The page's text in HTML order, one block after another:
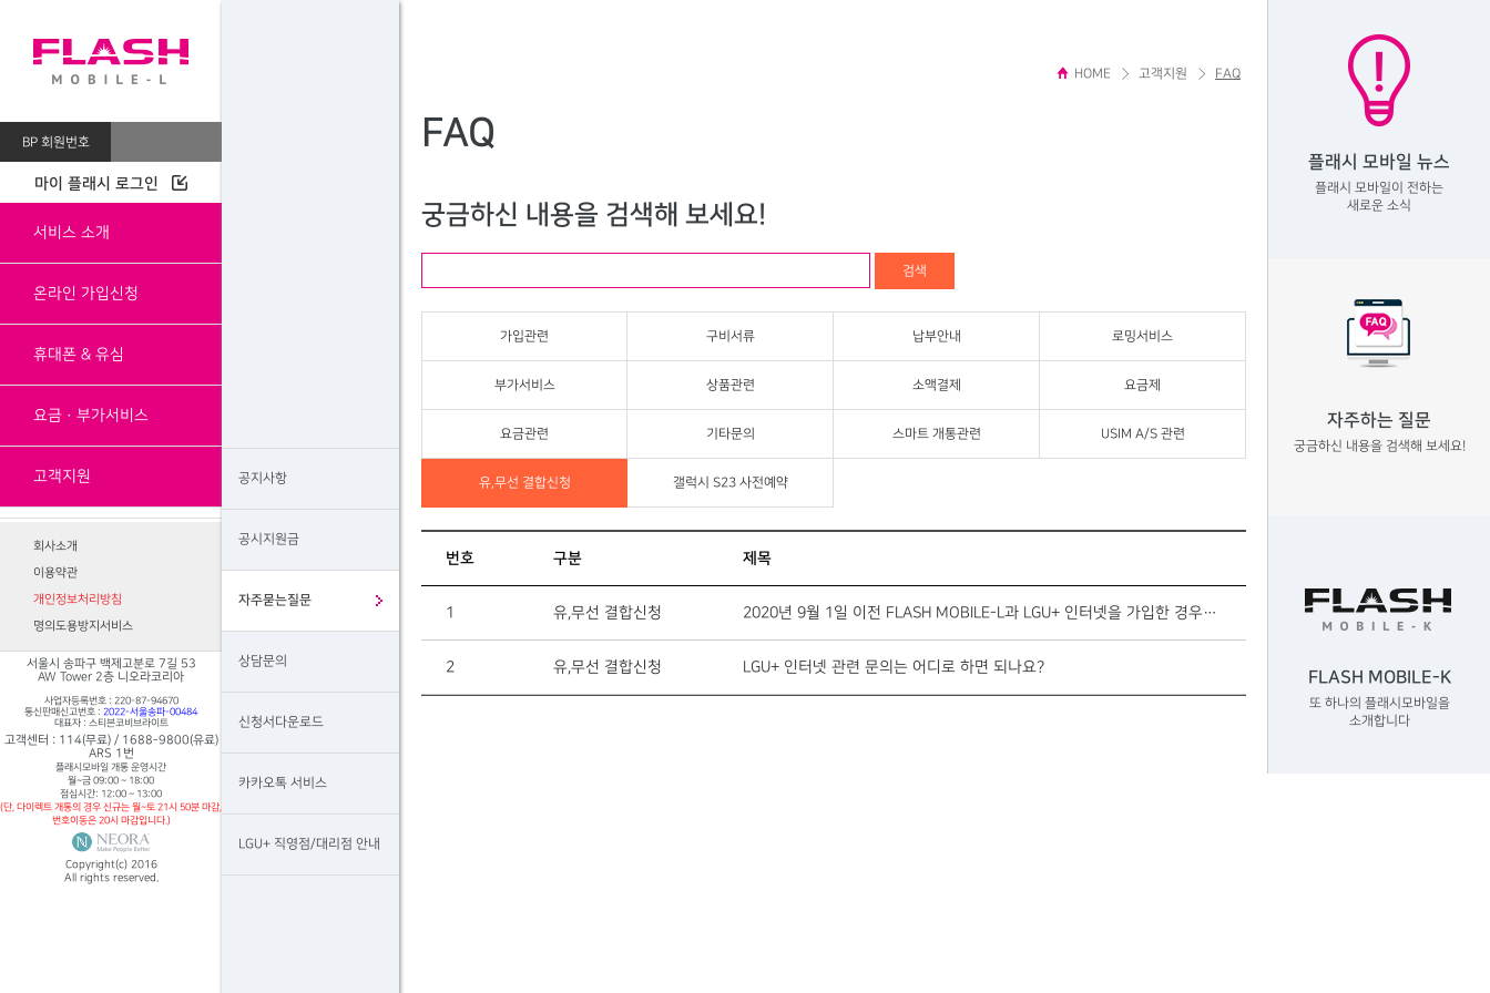
BP 회원번호
마이 플래시 로그인
서비스 소개
온라인 가입신청
휴대폰 & 유심
요금·부가서비스
고객지원 공지사항
공시지원금
자주묻는질문
상담문의
신청서다운로드
카카오톡 서비스
LGU+ 직영점/대리점 안내
회사소개
이용약관
개인정보처리방침
명의도용방지서비스
서울시 송파구 백제고분로 7길 53
AW Tower 2층 니오라코리아
사업자등록번호 : 220-87-94670
통신판매신고번호 : 2022-서울송파-00484
대표자 : 스티븐코비브라이트
고객센터 : 114(무료) / 1688-9800(유료)
ARS 1번
플래시모바일 개통 운영시간
월~금 09:00 ~ 18:00
점심시간: 12:00 ~ 13:00
(단, 다이렉트 개통의 경우 신규는 월~토 21시 50분 마감,
번호이동은 20시 마감입니다.)
Copyright(c) 2016
All rights reserved.
HOME 고객지원 FAQ
FAQ
궁금하신 내용을 검색해 보세요!
검색
가입관련 구비서류 납부안내 로밍서비스
부가서비스 상품관련 소액결제 요금제
요금관련 기타문의 스마트 개통관련 USIM A/S 관련
유,무선 결합신청 갤럭시 S23 사전예약
번호 구분 제목
1 유,무선 결합신청 2020년 9월 1일 이전 FLASH MOBILE-L과 LGU+ 인터넷을 가입한 경우 유무선 결합이 가능한가요?
2 유,무선 결합신청 LGU+ 인터넷 관련 문의는 어디로 하면 되나요?
플래시 모바일 뉴스
플래시 모바일이 전하는
새로운 소식
자주하는 질문
궁금하신 내용을 검색해 보세요!
FLASH MOBILE-K
또 하나의 플래시모바일을
소개합니다